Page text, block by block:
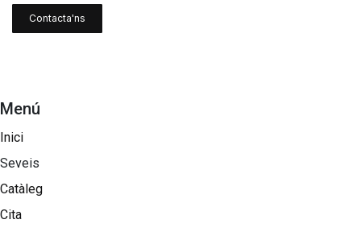
Contacta'ns
Menú
Inici
Seveis
Catàleg
Cita